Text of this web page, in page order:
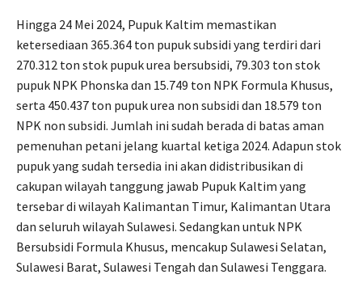
Hingga 24 Mei 2024, Pupuk Kaltim memastikan
ketersediaan 365.364 ton pupuk subsidi yang terdiri dari
270.312 ton stok pupuk urea bersubsidi, 79.303 ton stok
pupuk NPK Phonska dan 15.749 ton NPK Formula Khusus,
serta 450.437 ton pupuk urea non subsidi dan 18.579 ton
NPK non subsidi. Jumlah ini sudah berada di batas aman
pemenuhan petani jelang kuartal ketiga 2024. Adapun stok
pupuk yang sudah tersedia ini akan didistribusikan di
cakupan wilayah tanggung jawab Pupuk Kaltim yang
tersebar di wilayah Kalimantan Timur, Kalimantan Utara
dan seluruh wilayah Sulawesi. Sedangkan untuk NPK
Bersubsidi Formula Khusus, mencakup Sulawesi Selatan,
Sulawesi Barat, Sulawesi Tengah dan Sulawesi Tenggara.